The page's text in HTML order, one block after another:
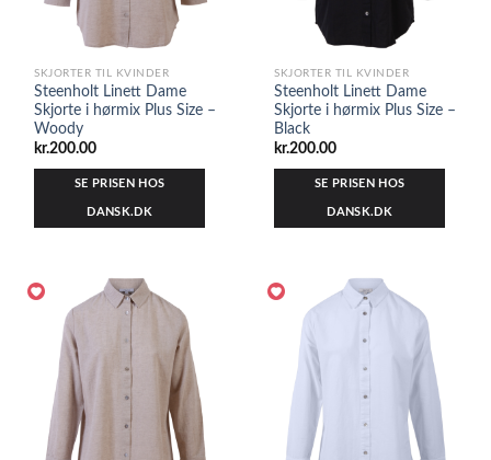
SKJORTER TIL KVINDER
Steenholt Linett Dame
Skjorte i hørmix Plus Size –
Woody
kr.200.00
SE PRISEN HOS
DANSK.DK
SKJORTER TIL KVINDER
Steenholt Linett Dame
Skjorte i hørmix Plus Size –
Black
kr.200.00
SE PRISEN HOS
DANSK.DK